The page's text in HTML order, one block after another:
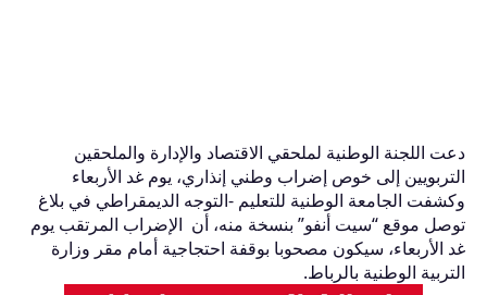
دعت اللجنة الوطنية لملحقي الاقتصاد والإدارة والملحقين
التربويين إلى خوص إضراب وطني إنذاري، يوم غد الأربعاء
وكشفت الجامعة الوطنية للتعليم -التوجه الديمقراطي في بلاغ
توصل موقع “سيت أنفو” بنسخة منه، أن الإضراب المرتقب يوم
غد الأربعاء، سيكون مصحوبا بوقفة احتجاجية أمام مقر وزارة
التربية الوطنية بالرباط.